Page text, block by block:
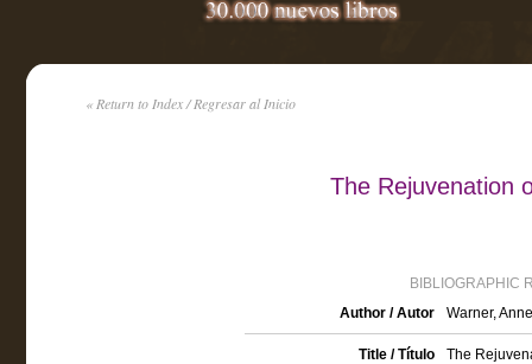
« Return to Index / Regresar al Inicio
The Rejuvenation
BIBLIOGRAPHIC
Author / Autor
Warner,
Title / Título The